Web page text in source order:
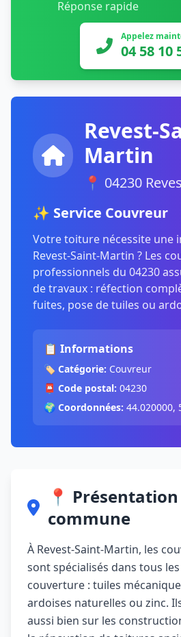
Réponse rapide
Appelez
04 58 10
Revest-
Martin
📍 04230
✨ Service Couvreur
Votre toiture nécessite une
Revest-Saint-Martin ? Les
professionnels du 04230
de travaux : réfection
fuites, pose de tuiles ou
📋 Informations
🏷️ Catégorie: Couvreur
📮 Code postal: 04230
🌍 Coordonnées: 44.020000,
📍
commune
À Revest-Saint-Martin, les
sont spécialisés dans tous
couverture : tuiles
ardoises naturelles ou zinc.
aussi bien sur les